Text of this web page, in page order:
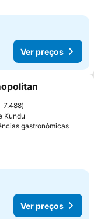
Ver preços
favoritos
7.488
Kundu
gastronômicas
Ver preços